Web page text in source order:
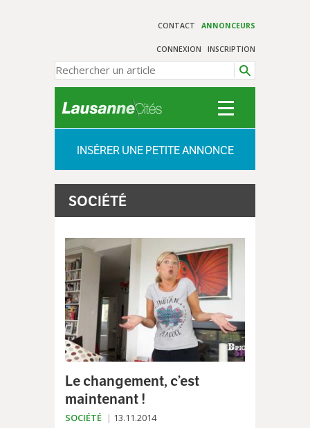
CONTACT ANNONCEURS
CONNEXION INSCRIPTION
INSÉRER UNE PETITE ANNONCE
SOCIÉTÉ
Le changement, c’est
maintenant !
SOCIÉTÉ 13.11.2014